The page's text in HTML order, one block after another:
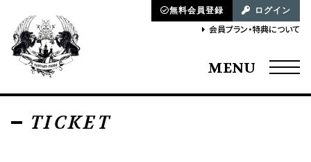
無料会員登録 ログイン
会員プラン・特典について
MENU
TICKET